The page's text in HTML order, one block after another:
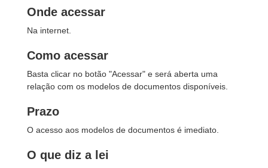
Onde acessar
Na internet.
Como acessar
Basta clicar no botão "Acessar" e será aberta uma
relação com os modelos de documentos disponíveis.
Prazo
O acesso aos modelos de documentos é imediato.
O que diz a lei